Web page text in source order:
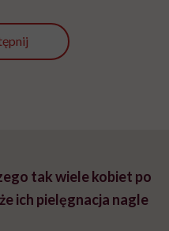
tak wiele kobiet po
ich pielęgnacja nagle